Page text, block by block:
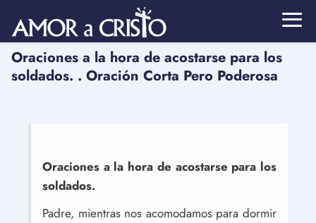
Oraciones a la hora de acostarse para los
soldados. . Oración Corta Pero Poderosa
Oraciones a la hora de acostarse para los
soldados.
Padre, mientras nos acomodamos para dormir